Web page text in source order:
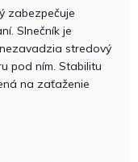
zabezpečuje
Slnečník je
stredový
pod ním. Stabilitu
na zaťaženie